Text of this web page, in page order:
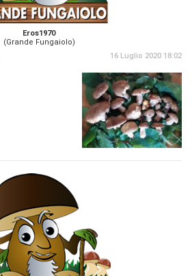
Eros1970
(Grande Fungaiolo)
16 Luglio 2020 18:02